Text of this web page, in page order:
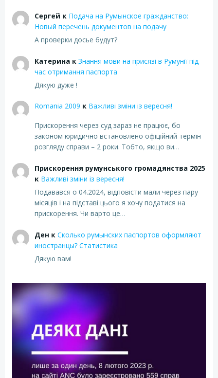
Сергей к Подача на Румынское гражданство:
Новый перечень документов на подачу
А проверки досье будут?
Катерина к Знання мови на присязі в Румунії під
час отримання паспорта
Дякую дуже !
Romania 2009 к Важливі зміни із вересня!
Прискорення через суд зараз не працює, бо
законом юридично встановлено офіційний термін
розгляду справи – 2 роки. Тобто, якщо ви…
Прискорення румунського громадянства 2025
к Важливі зміни із вересня!
Подавався о 04.2024, відповісти мали через пару
місяців і на підставі цього я хочу податися на
прискорення. Чи варто це…
Денк Сколько румынских паспортов оформляют
иностранцы? Статистика
Дякую вам!